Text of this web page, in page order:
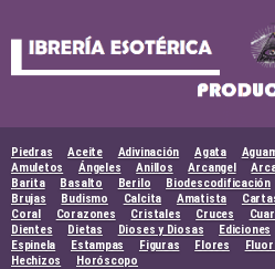
Piedras Aceite Adivinación Agata
Amuletos
Ángeles Anillos Arcangel
Barita
Basalto Berilo Biodescodificación
Brujas
Budismo Calcita Amatista
Coral
Corazones Cristales Cruces
Dientes
Dietas Dioses y Diosas Ediciones
Espinela
Estampas Figuras Flores
Hechizos
Horóscopo